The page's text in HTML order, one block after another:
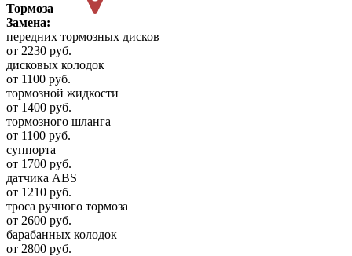
Тормоза
Замена:
передних тормозных дисков
от 2230 руб.
дисковых колодок
от 1100 руб.
тормозной жидкости
от 1400 руб.
тормозного шланга
от 1100 руб.
суппорта
от 1700 руб.
датчика ABS
от 1210 руб.
троса ручного тормоза
от 2600 руб.
барабанных колодок
от 2800 руб.